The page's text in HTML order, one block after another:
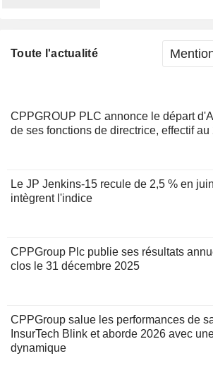
Toute l'actualité
CPPGROUP PLC annonce le départ
de ses fonctions de directrice, effectif
Le JP Jenkins-15 recule de 2,5 % en
intègrent l'indice
CPPGroup Plc publie ses résultats
clos le 31 décembre 2025
CPPGroup salue les performances de
InsurTech Blink et aborde 2026 avec
dynamique